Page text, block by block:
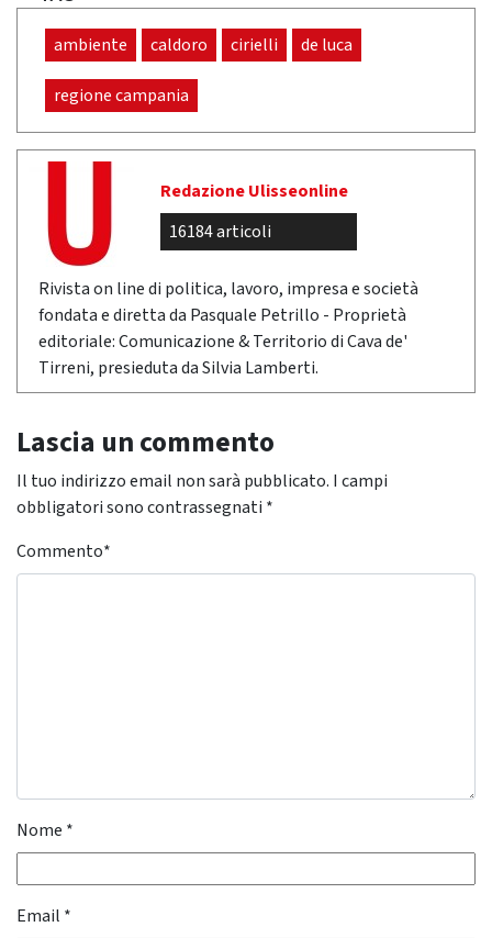
ambiente caldoro cirielli de luca
regione campania
Redazione Ulisseonline
16184 articoli
Rivista on line di politica, lavoro, impresa e società
fondata e diretta da Pasquale Petrillo - Proprietà
editoriale: Comunicazione & Territorio di Cava de'
Tirreni, presieduta da Silvia Lamberti.
Lascia un commento
Il tuo indirizzo email non sarà pubblicato. I campi
obbligatori sono contrassegnati *
Commento*
Nome *
Email *